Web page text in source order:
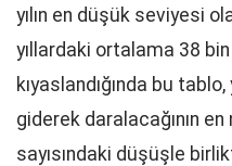
yılın en düşük seviyesi
yıllardaki ortalama 38
kıyaslandığında bu
giderek daralacağının
sayısındaki düşüşle